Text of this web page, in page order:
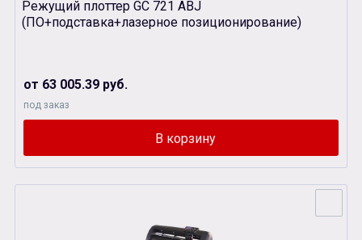
Режущий плоттер GC 721 ABJ
(ПО+подставка+лазерное позиционирование)
от 63 005.39 руб.
под заказ